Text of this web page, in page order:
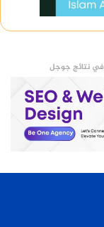
في نتائج جوجل